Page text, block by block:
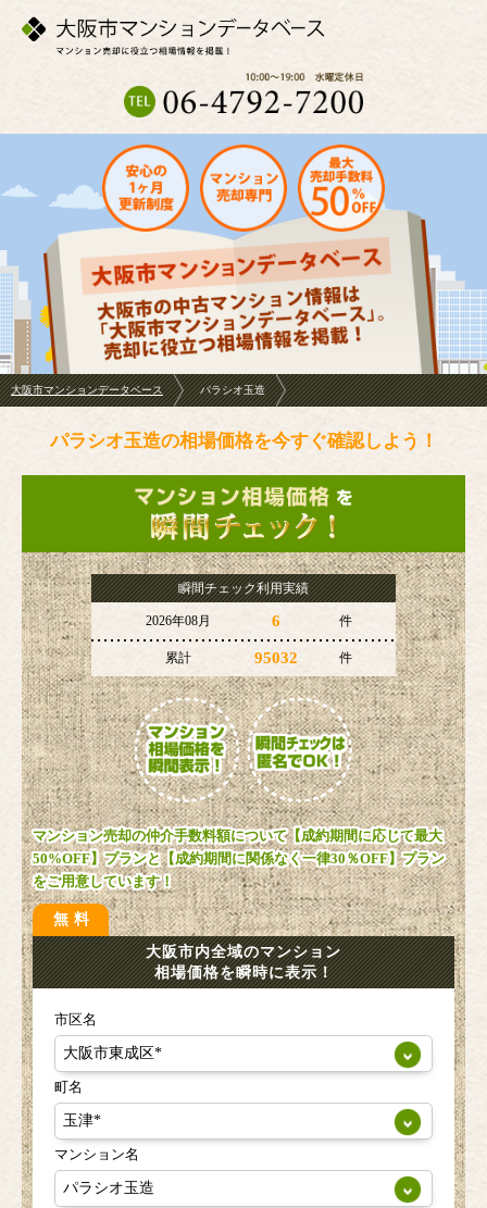
大阪市マンションデータベース パラシオ玉造
パラシオ玉造の相場価格を今すぐ確認しよう！
瞬間チェック利用実績
2026年08月 6 件
累計 95032 件
マンション売却の仲介手数料額について【成約期間に応じて最大
50%OFF】プランと【成約期間に関係なく一律30％OFF】プラン
をご用意しています！
無料
大阪市内全域のマンション
相場価格を瞬時に表示！
市区名
町名
マンション名